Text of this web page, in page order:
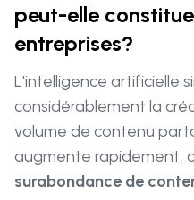
peut-elle
entreprises?
L'intelligence artificielle
considérablement la
volume de contenu
augmente rapidement,
surabondance de